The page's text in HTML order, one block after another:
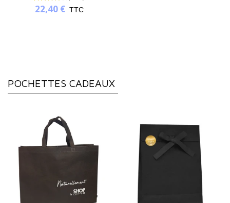
22,40 € TTC
POCHETTES CADEAUX